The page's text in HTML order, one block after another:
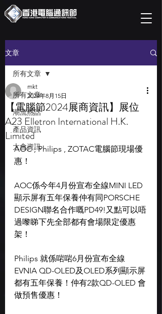
文章
所有文章
潮流熱話
產品資訊
大會資訊
所有文章
【電腦節2024展商資訊】展位
A23 Elletron International H.K.
Limited
mkt
2024年8月15日
AOC , Philips , ZOTAC電腦節現場優
惠！
AOC係今年4月份宣布全線MINI LED
顯示屏有五年保養仲有同PORSCHE
DESIGN聯名合作嘅PD49!又點可以唔
過嚟睇下先全部都有會場限定優惠
架！
Philips 就係啱啱6月份宣布全線
EVNIA QD-OLED及OLED系列顯示屏
都有五年保養！仲有2款QD-OLED 會
做預售優惠！